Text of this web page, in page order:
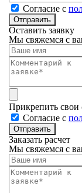
Cогласие с
Отправить
Оставить заявку
Мы свяжемся с
Прикрепить
Cогласие с
Отправить
Заказать расчет
Мы свяжемся с